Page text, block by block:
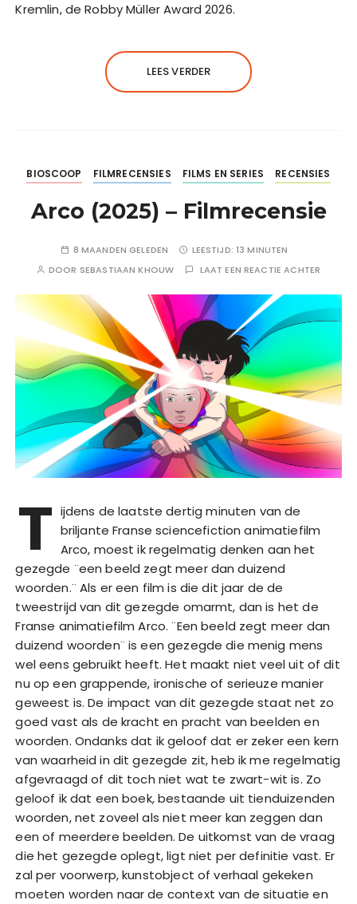
Kremlin, de Robby Müller Award 2026.
LEES VERDER
BIOSCOOP FILMRECENSIES FILMS EN SERIES RECENSIES
Arco (2025) – Filmrecensie
8 MAANDEN GELEDEN LEESTIJD:13 MINUTEN
DOOR SEBASTIAAN KHOUW LAAT EEN REACTIE ACHTER
T ijdens de laatste dertig minuten van de
briljante Franse sciencefiction animatiefilm
Arco, moest ik regelmatig denken aan het
gezegde ¨een beeld zegt meer dan duizend
woorden.¨ Als er een film is die dit jaar de de
tweestrijd van dit gezegde omarmt, dan is het de
Franse animatiefilm Arco. ¨Een beeld zegt meer dan
duizend woorden¨ is een gezegde die menig mens
wel eens gebruikt heeft. Het maakt niet veel uit of dit
nu op een grappende, ironische of serieuze manier
geweest is. De impact van dit gezegde staat net zo
goed vast als de kracht en pracht van beelden en
woorden. Ondanks dat ik geloof dat er zeker een kern
van waarheid in dit gezegde zit, heb ik me regelmatig
afgevraagd of dit toch niet wat te zwart-wit is. Zo
geloof ik dat een boek, bestaande uit tienduizenden
woorden, net zoveel als niet meer kan zeggen dan
een of meerdere beelden. De uitkomst van de vraag
die het gezegde oplegt, ligt niet per definitie vast. Er
zal per voorwerp, kunstobject of verhaal gekeken
moeten worden naar de context van de situatie en